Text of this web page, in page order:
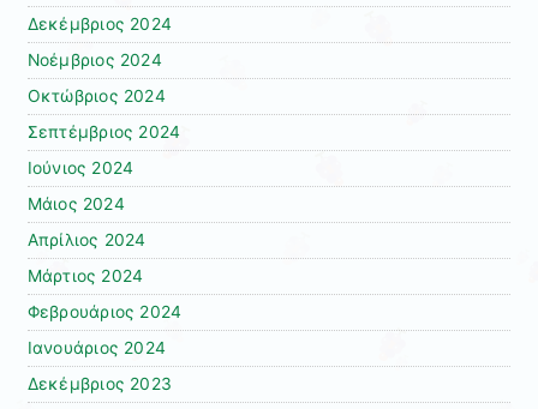
Δεκέμβριος 2024
Νοέμβριος 2024
Οκτώβριος 2024
Σεπτέμβριος 2024
Ιούνιος 2024
Μάιος 2024
Απρίλιος 2024
Μάρτιος 2024
Φεβρουάριος 2024
Ιανουάριος 2024
Δεκέμβριος 2023